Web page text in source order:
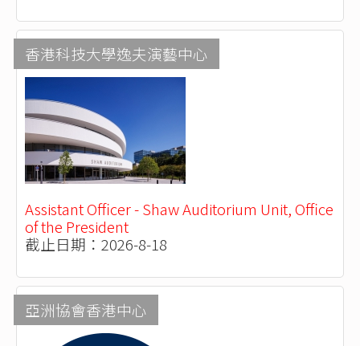
香港科技大學逸夫演藝中心
Assistant Officer - Shaw Auditorium Unit, Office
of the President
截止日期：2026-8-18
亞洲協會香港中心